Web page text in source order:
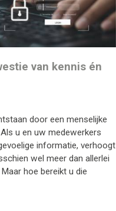
van kennis én
door een menselijke
u en uw medewerkers
informatie, verhoogt
wel meer dan allerlei
hoe bereikt u die